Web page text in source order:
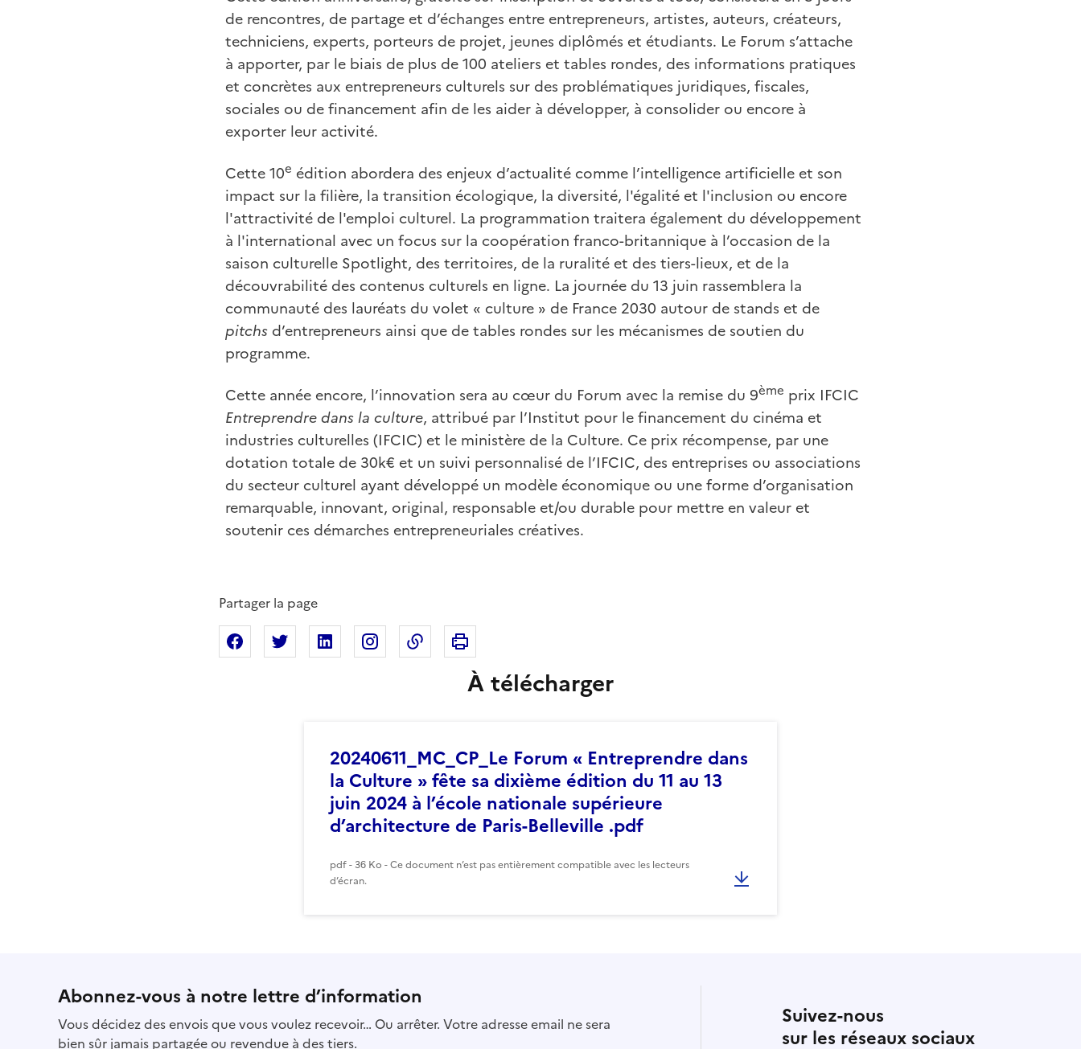
de rencontres, de partage et d’échanges entre entrepreneurs, artistes, auteurs, créateurs,
techniciens, experts, porteurs de projet, jeunes diplômés et étudiants. Le Forum s’attache
à apporter, par le biais de plus de 100 ateliers et tables rondes, des informations pratiques
et concrètes aux entrepreneurs culturels sur des problématiques juridiques, fiscales,
sociales ou de financement afin de les aider à développer, à consolider ou encore à
exporter leur activité.
Cette 10e édition abordera des enjeux d’actualité comme l’intelligence artificielle et son
impact sur la filière, la transition écologique, la diversité, l'égalité et l'inclusion ou encore
l'attractivité de l'emploi culturel. La programmation traitera également du développement
à l'international avec un focus sur la coopération franco-britannique à l’occasion de la
saison culturelle Spotlight, des territoires, de la ruralité et des tiers-lieux, et de la
découvrabilité des contenus culturels en ligne. La journée du 13 juin rassemblera la
communauté des lauréats du volet « culture » de France 2030 autour de stands et de
pitchs d’entrepreneurs ainsi que de tables rondes sur les mécanismes de soutien du
programme.
Cette année encore, l’innovation sera au cœur du Forum avec la remise du 9ème prix IFCIC
Entreprendre dans la culture, attribué par l’Institut pour le financement du cinéma et
industries culturelles (IFCIC) et le ministère de la Culture. Ce prix récompense, par une
dotation totale de 30k€ et un suivi personnalisé de l’IFCIC, des entreprises ou associations
du secteur culturel ayant développé un modèle économique ou une forme d’organisation
remarquable, innovant, original, responsable et/ou durable pour mettre en valeur et
soutenir ces démarches entrepreneuriales créatives.
Partager la page
Partager sur Facebook
Partager sur XPartager sur Linkedin
Partager sur Instagram
Copier dans le presse-papier
Imprimer cette page
À télécharger
20240611_MC_CP_Le Forum « Entreprendre dans
la Culture » fête sa dixième édition du 11 au 13
juin 2024 à l’école nationale supérieure
d’architecture de Paris-Belleville .pdf
pdf - 36 Ko - Ce document n’est pas entièrement compatible avec les lecteurs
d’écran.
Abonnez-vous à notre lettre d’information
Vous décidez des envois que vous voulez recevoir… Ou arrêter. Votre adresse email ne sera
bien sûr jamais partagée ou revendue à des tiers.
Suivez-nous
sur les réseaux sociaux